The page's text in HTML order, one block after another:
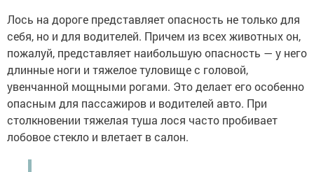
Лось на дороге представляет опасность не только для
себя, но и для водителей. Причем из всех животных он,
пожалуй, представляет наибольшую опасность — у него
длинные ноги и тяжелое туловище с головой,
увенчанной мощными рогами. Это делает его особенно
опасным для пассажиров и водителей авто. При
столкновении тяжелая туша лося часто пробивает
лобовое стекло и влетает в салон.